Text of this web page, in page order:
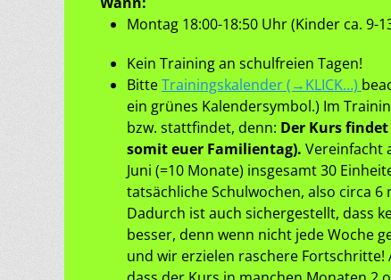
Montag 18:00-18:50 Uhr (Kinder ca. 9-
Kein Training an schulfreien Tagen!
BitteTrainingskalender (→KLICK…)
ein grünes Kalendersymbol.) Im
bzw. stattfindet, denn: Der Kurs
somit euer Familientag). Vereinfacht
Juni (=10 Monate) insgesamt 30
tatsächliche Schulwochen, also circa
Dadurch ist auch sichergestellt, dass
besser, denn wenn nicht jede Woche
und wir erzielen raschere Fortschritte!